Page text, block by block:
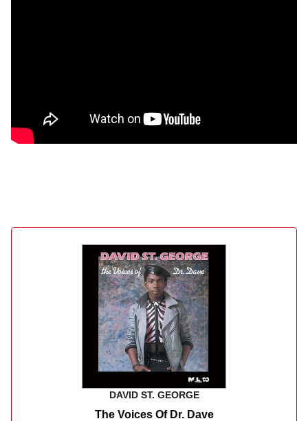
DAVID ST. GEORGE
The Voices Of Dr. Dave